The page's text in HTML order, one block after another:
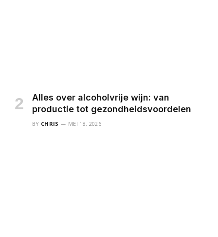
Alles over alcoholvrije wijn: van
productie tot gezondheidsvoordelen
BY CHRIS MEI 18, 2026